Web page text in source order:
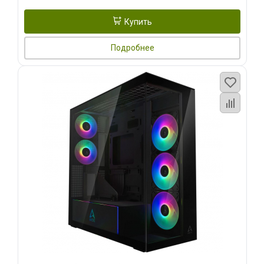
Купить
Подробнее